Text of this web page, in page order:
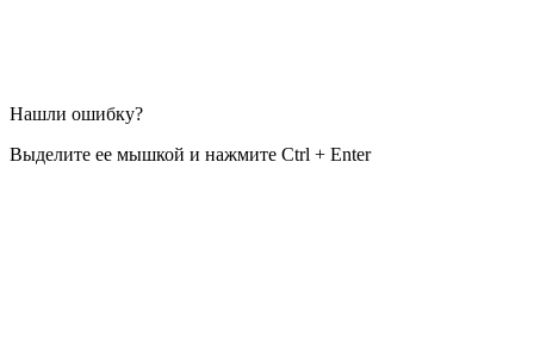
Нашли ошибку?
Выделите ее мышкой и нажмите Ctrl + Enter